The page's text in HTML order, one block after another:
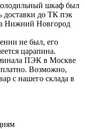
шкаф был
доставки до ТК пэк
Нижний Новгород
не был, его
царапина.
ПЭК в Москве
Возможно,
с нашего склада в